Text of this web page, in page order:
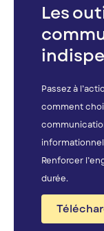
Les
Passez à
comment
Renforcer
durée.